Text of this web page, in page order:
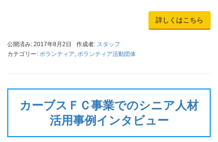
詳しくはこちら
公開済み: 2017年8月2日 作成者: スタッフ
カテゴリー: ボランティア, ボランティア活動団体
カーブスＦＣ事業でのシニア人材
活用事例インタビュー